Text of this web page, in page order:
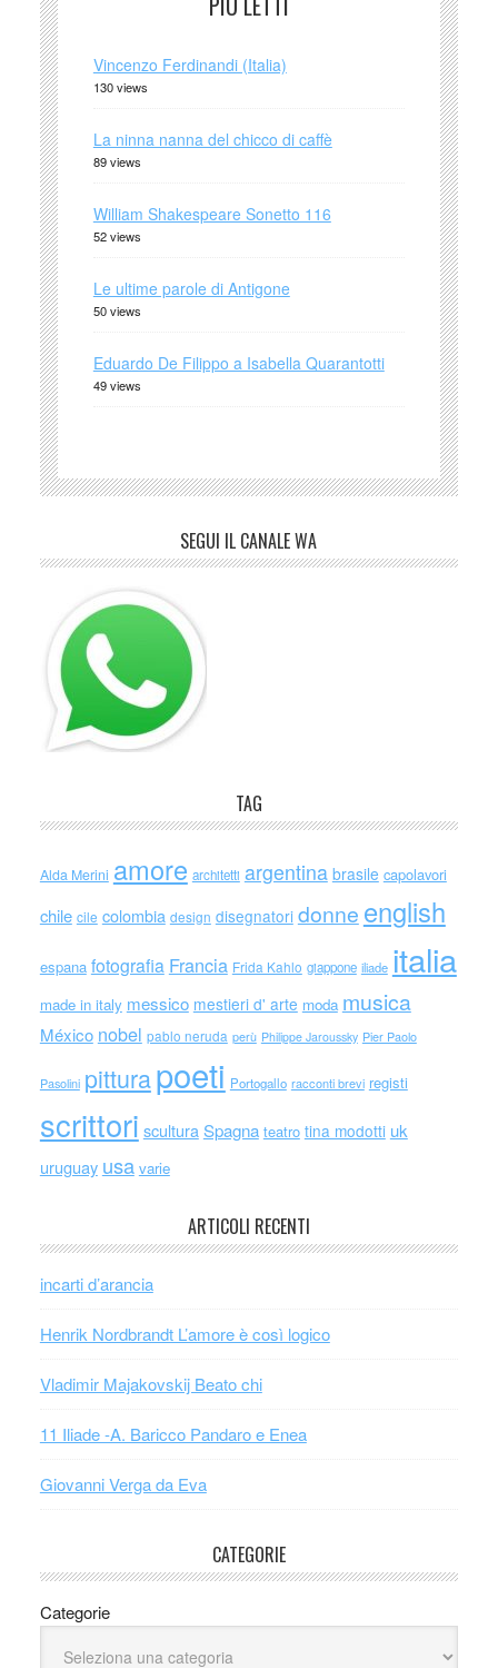
Vincenzo Ferdinandi (Italia)
130 views
La ninna nanna del chicco di caffè
89 views
William Shakespeare Sonetto 116
52 views
Le ultime parole di Antigone
50 views
Eduardo De Filippo a Isabella Quarantotti
49 views
SEGUI IL CANALE WA
TAG
Alda Merini amore architetti argentina brasile capolavori
chile cile colombia design disegnatori donne english
espana fotografia Francia Frida Kahlo giappone iliade italia
made in italy messico mestieri d' arte moda musica
México nobel pablo neruda perù Philippe Jaroussky Pier Paolo
Pasolini pitturapoeti Portogallo racconti brevi registi
scrittori scultura Spagna teatro tina modotti uk
uruguay usa varie
ARTICOLI RECENTI
incarti d’arancia
Henrik Nordbrandt L’amore è così logico
Vladimir Majakovskij Beato chi
11 Iliade -A. Baricco Pandaro e Enea
Giovanni Verga da Eva
CATEGORIE
Categorie